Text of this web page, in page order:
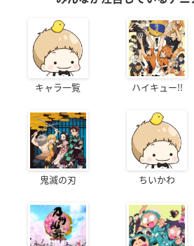
キャラ一覧 ハイキュー!!
鬼滅の刃 ちいかわ